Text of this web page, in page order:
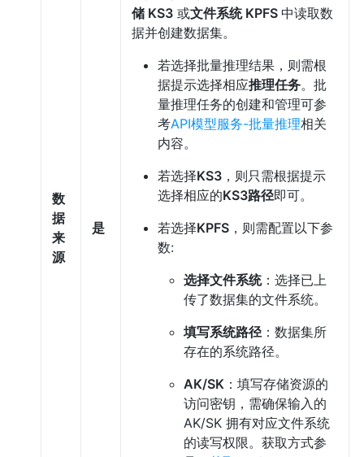
数
据
来
源
是
储 KS3或文件系统 KPFS 中读取数
据并创建数据集。
若选择批量推理结果，则需根
据提示选择相应推理任务。批
量推理任务的创建和管理可参
考API模型服务-批量推理相关
内容。
若选择KS3，则只需根据提示
选择相应的KS3路径即可。
若选择KPFS，则需配置以下参
数:
选择文件系统：选择已上
传了数据集的文件系统。
填写系统路径：数据集所
存在的系统路径。
AK/SK：填写存储资源的
访问密钥，需确保输入的
AK/SK 拥有对应文件系统
的读写权限。获取方式参